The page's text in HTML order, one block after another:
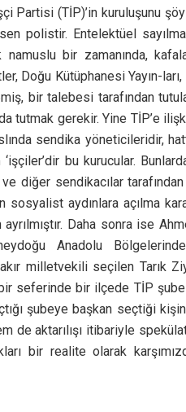
Partisi (TİP)’in kuruluşunu
polistir. Entelektüel
namuslu bir zamanında,
Doğu Kütüphanesi Yayın-ları,
bir talebesi tarafından
tutmak gerekir. Yine TİP’e
sendika yöneticileridir,
bu kurucular.
diğer sendikacılar
sosyalist aydınlara açılma
Daha sonra ise
Anadolu
milletvekili seçilen Tarık
bir seferinde bir ilçede TİP
şubeye başkan seçtiği
de aktarılışı itibariyle
bir realite olarak